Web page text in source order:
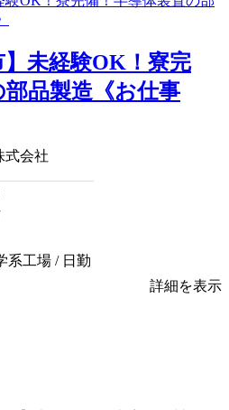
】未経験OK！寮完
品製造《お仕事
式会社
系工場 / 日勤
詳細を表示